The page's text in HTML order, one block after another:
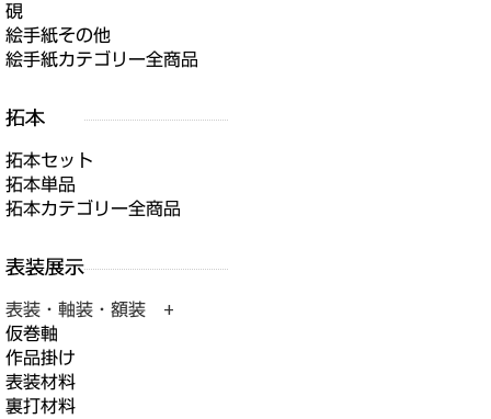
硯
絵手紙その他
絵手紙カテゴリー全商品
拓本セット
拓本単品
拓本カテゴリー全商品
表装・軸装・額装 +
仮巻軸
作品掛け
表装材料
裏打材料